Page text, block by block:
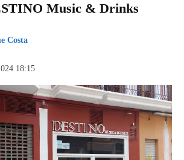
Music & Drinks
Costa
18:15